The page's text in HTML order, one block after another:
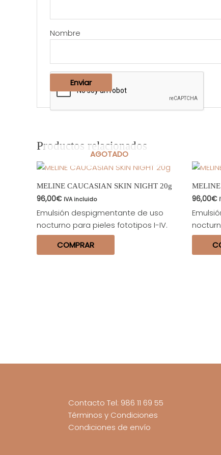
Nombre
Productos relacionados
AGOTADO
MELINE CAUCASIAN SKIN NIGHT 20g
96,00€ IVA incluido
Emulsión despigmentante de uso
nocturno para pieles fototipos I-IV.
COMPRAR
96,00€
Contacto Tel: 986 11 69 55
Términos y Condiciones
Condiciones de envío